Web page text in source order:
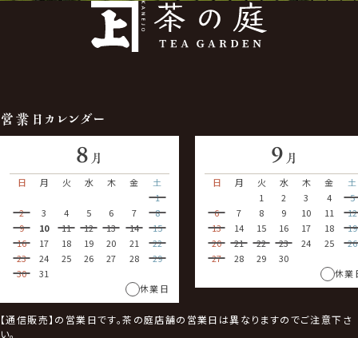
営業日カレンダー
8 月
日
月 火 水 木 金
土
1
2
3 4 5 6 7
8
9
10 11 12 13 14
15
16
17 18 19 20 21
22
23
24 25 26 27 28
29
30
31
休業日
9 月
日
月 火 水 木 金
土
1
2 3 4
5
6
7 8 9 10 11
12
13
14 15 16 17 18
19
20
21 22 23 24 25
26
27
28 29
30
休業
【通信販売】の営業日です。茶の庭店舗の営業日は異なりますのでご注意下さ
い。